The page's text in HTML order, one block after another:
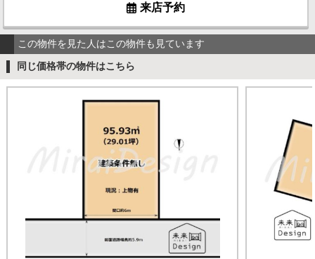
来店予約
この物件を見た人はこの物件も見ています
同じ価格帯の物件はこちら